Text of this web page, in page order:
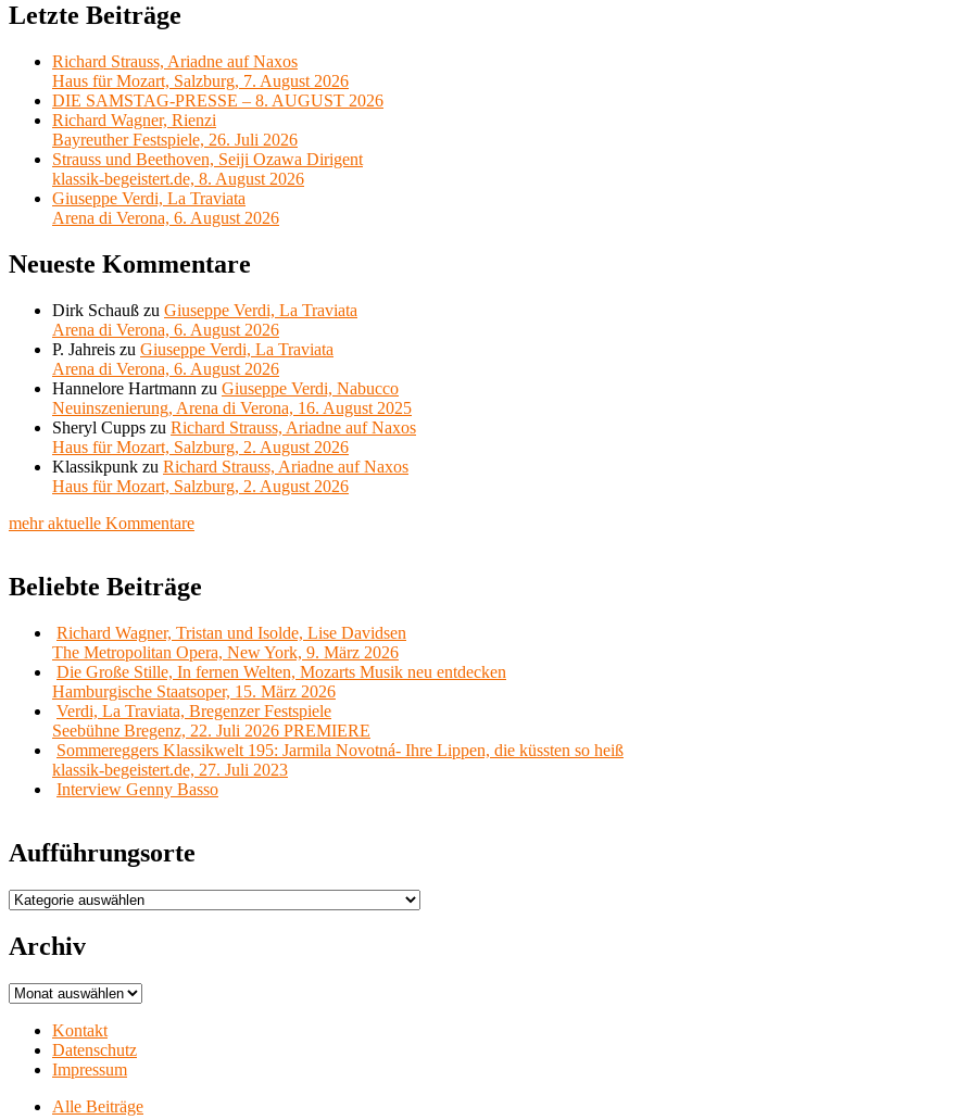
Letzte Beiträge
Richard Strauss, Ariadne auf Naxos
Haus für Mozart, Salzburg, 7. August 2026
DIE SAMSTAG-PRESSE – 8. AUGUST 2026
Richard Wagner, Rienzi
Bayreuther Festspiele, 26. Juli 2026
Strauss und Beethoven, Seiji Ozawa Dirigent
klassik-begeistert.de, 8. August 2026
Giuseppe Verdi, La Traviata
Arena di Verona, 6. August 2026
Neueste Kommentare
Dirk Schauß zu Giuseppe Verdi, La Traviata
Arena di Verona, 6. August 2026
P. Jahreis zu Giuseppe Verdi, La Traviata
Arena di Verona, 6. August 2026
Hannelore Hartmann zu Giuseppe Verdi, Nabucco
Neuinszenierung, Arena di Verona, 16. August 2025
Sheryl Cupps zu Richard Strauss, Ariadne auf Naxos
Haus für Mozart, Salzburg, 2. August 2026
Klassikpunk zu Richard Strauss, Ariadne auf Naxos
Haus für Mozart, Salzburg, 2. August 2026
mehr aktuelle Kommentare
Beliebte Beiträge
Richard Wagner, Tristan und Isolde, Lise Davidsen
The Metropolitan Opera, New York, 9. März 2026
Die Große Stille, In fernen Welten, Mozarts Musik neu entdecken
Hamburgische Staatsoper, 15. März 2026
Verdi, La Traviata, Bregenzer Festspiele
Seebühne Bregenz, 22. Juli 2026 PREMIERE
Sommereggers Klassikwelt 195: Jarmila Novotná- Ihre Lippen, die küssten so heiß
klassik-begeistert.de, 27. Juli 2023
Interview Genny Basso
Aufführungsorte
Aufführungsorte
Archiv
Archiv
Kontakt
Datenschutz
Impressum
Alle Beiträge